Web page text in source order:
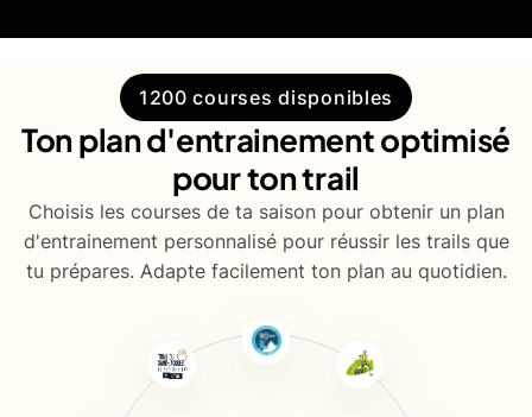
1200 courses disponibles
Ton plan d'entrainement optimisé
pour ton trail
Choisis les courses de ta saison pour obtenir un plan
d'entrainement personnalisé pour réussir les trails que
tu prépares. Adapte facilement ton plan au quotidien.